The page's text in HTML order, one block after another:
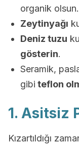
organik olsun.
Zeytinyağı
Deniz tuzu
gösterin.
Seramik,
gibi teflon
1. Asitsiz
Kızartıldığı